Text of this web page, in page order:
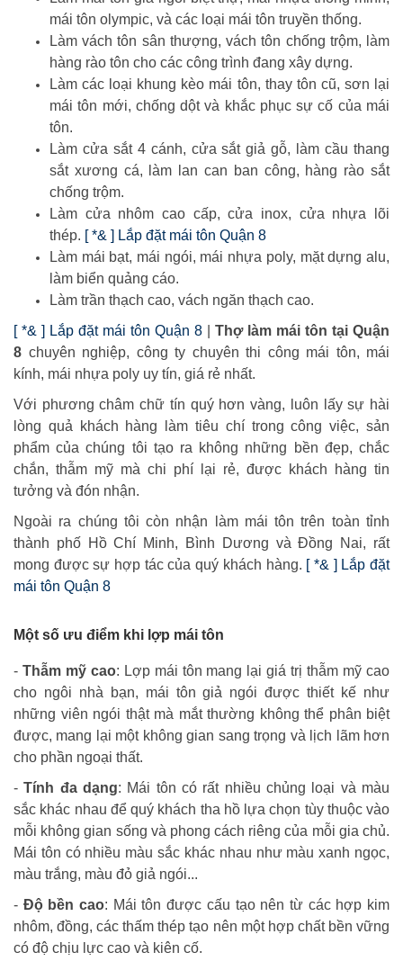
mái tôn olympic, và các loại mái tôn truyền thống.
Làm vách tôn sân thượng, vách tôn chống trộm, làm
hàng rào tôn cho các công trình đang xây dựng.
Làm các loại khung kèo mái tôn, thay tôn cũ, sơn lại
mái tôn mới, chống dột và khắc phục sự cố của mái
tôn.
Làm cửa sắt 4 cánh, cửa sắt giả gỗ, làm cầu thang
sắt xương cá, làm lan can ban công, hàng rào sắt
chống trộm.
Làm cửa nhôm cao cấp, cửa inox, cửa nhựa lõi
thép. [ *& ] Lắp đặt mái tôn Quận 8
Làm mái bạt, mái ngói, mái nhựa poly, mặt dựng alu,
làm biển quảng cáo.
Làm trần thạch cao, vách ngăn thạch cao.
[ *& ] Lắp đặt mái tôn Quận 8
Thợ làm mái tôn tại Quận
8 chuyên nghiệp, công ty chuyên thi công mái tôn, mái
kính, mái nhựa poly uy tín, giá rẻ nhất.
Với phương châm chữ tín quý hơn vàng, luôn lấy sự hài
lòng quả khách hàng làm tiêu chí trong công việc, sản
phẩm của chúng tôi tạo ra không những bền đẹp, chắc
chắn, thẫm mỹ mà chi phí lại rẻ, được khách hàng tin
tưởng và đón nhận.
Ngoài ra chúng tôi còn nhận làm mái tôn trên toàn tỉnh
thành phố Hồ Chí Minh, Bình Dương và Đồng Nai, rất
mong được sự hợp tác của quý khách hàng. [ *& ] Lắp đặt
mái tôn Quận 8
Một số ưu điểm khi lợp mái tôn
- Thẫm mỹ cao: Lợp mái tôn mang lại giá trị thẫm mỹ cao
cho ngôi nhà bạn, mái tôn giả ngói được thiết kế như
những viên ngói thật mà mắt thường không thể phân biệt
được, mang lại một không gian sang trọng và lịch lãm hơn
cho phần ngoại thất.
- Tính đa dạng: Mái tôn có rất nhiều chủng loại và màu
sắc khác nhau để quý khách tha hồ lựa chọn tùy thuộc vào
mỗi không gian sống và phong cách riêng của mỗi gia chủ.
Mái tôn có nhiều màu sắc khác nhau như màu xanh ngọc,
màu trắng, màu đỏ giả ngói...
- Độ bền cao: Mái tôn được cấu tạo nên từ các hợp kim
nhôm, đồng, các thấm thép tạo nên một hợp chất bền vững
có độ chịu lực cao và kiên cố.